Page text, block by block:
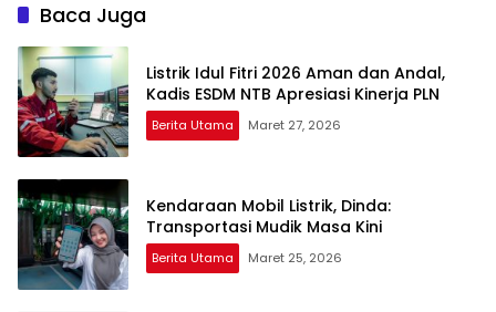
Baca Juga
Listrik Idul Fitri 2026 Aman dan Andal,
Kadis ESDM NTB Apresiasi Kinerja PLN
Berita Utama Maret 27, 2026
Kendaraan Mobil Listrik, Dinda:
Transportasi Mudik Masa Kini
Berita Utama Maret 25, 2026